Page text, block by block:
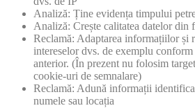
Analiză: Ține evidența timpului
Analiză: Crește calitatea datelor din
Reclamă: Adaptarea informațiilor și
intereselor dvs. de exemplu
anterior. (În prezent nu folosim
cookie-uri de semnalare)
Reclamă: Adună informații
numele sau locația